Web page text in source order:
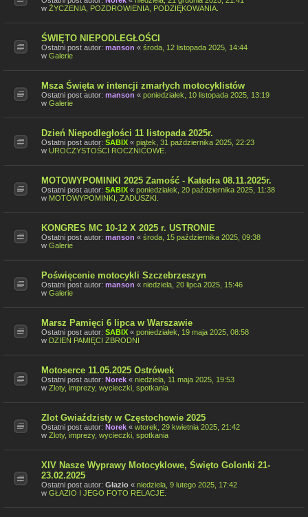
w ŻYCZENIA, POZDROWIENIA, PODZIĘKOWANIA.
ŚWIĘTO NIEPODLEGŁOŚCI
Ostatni post autor: manson « środa, 12 listopada 2025, 14:44
w Galerie
Msza Święta w intencji zmarłych motocyklistów
Ostatni post autor: manson « poniedziałek, 10 listopada 2025, 13:19
w Galerie
Dzień Niepodległości 11 listopada 2025r.
Ostatni post autor: SABIX « piątek, 31 października 2025, 22:23
w UROCZYSTOŚCI ROCZNICOWE.
MOTOWYPOMINKI 2025 Zamość - Katedra 08.11.2025r.
Ostatni post autor: SABIX « poniedziałek, 20 października 2025, 11:38
w MOTOWYPOMINKI, ZADUSZKI.
KONGRES MC 10-12 X 2025 r. USTRONIE
Ostatni post autor: manson « środa, 15 października 2025, 09:38
w Galerie
Poświęcenie motocykli Szczebrzeszyn
Ostatni post autor: manson « niedziela, 20 lipca 2025, 15:46
w Galerie
Marsz Pamięci 6 lipca w Warszawie
Ostatni post autor: SABIX « poniedziałek, 19 maja 2025, 08:58
w DZIEŃ PAMIĘCI ZBRODNI
Motoserce 11.05.2025 Ostrówek
Ostatni post autor: Norek « niedziela, 11 maja 2025, 19:53
w Zloty, imprezy, wycieczki, spotkania
Zlot Gwiaździsty w Częstochowie 2025
Ostatni post autor: Norek « wtorek, 29 kwietnia 2025, 21:42
w Zloty, imprezy, wycieczki, spotkania
XIV Nasze Wyprawy Motocyklowe, Święto Golonki 21-
23.02.2025
Ostatni post autor: Głazio « niedziela, 9 lutego 2025, 17:42
w GŁAZIO I JEGO FOTO RELACJE.